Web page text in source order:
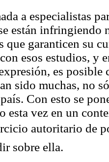
a especialistas
están infringiendo
que garanticen su
esos estudios, y
es posible
sido muchas, no
Con esto se
esta vez en un
autoritario de
sobre ella.